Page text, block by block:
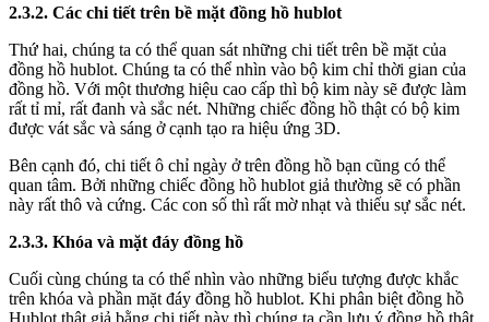
2.3.2. Các chi tiết trên bề mặt đồng hồ hublot
Thứ hai, chúng ta có thể quan sát những chi tiết trên bề mặt của
đồng hồ hublot. Chúng ta có thể nhìn vào bộ kim chỉ thời gian của
đồng hồ. Với một thương hiệu cao cấp thì bộ kim này sẽ được làm
rất tỉ mỉ, rất đanh và sắc nét. Những chiếc đồng hồ thật có bộ kim
được vát sắc và sáng ở cạnh tạo ra hiệu ứng 3D.
Bên cạnh đó, chi tiết ô chỉ ngày ở trên đồng hồ bạn cũng có thể
quan tâm. Bởi những chiếc đồng hồ hublot giả thường sẽ có phần
này rất thô và cứng. Các con số thì rất mờ nhạt và thiếu sự sắc nét.
2.3.3. Khóa và mặt đáy đồng hồ
Cuối cùng chúng ta có thể nhìn vào những biểu tượng được khắc
trên khóa và phần mặt đáy đồng hồ hublot. Khi phân biệt đồng hồ
Hublot thật giả bằng chi tiết này thì chúng ta cần lưu ý đồng hồ thật